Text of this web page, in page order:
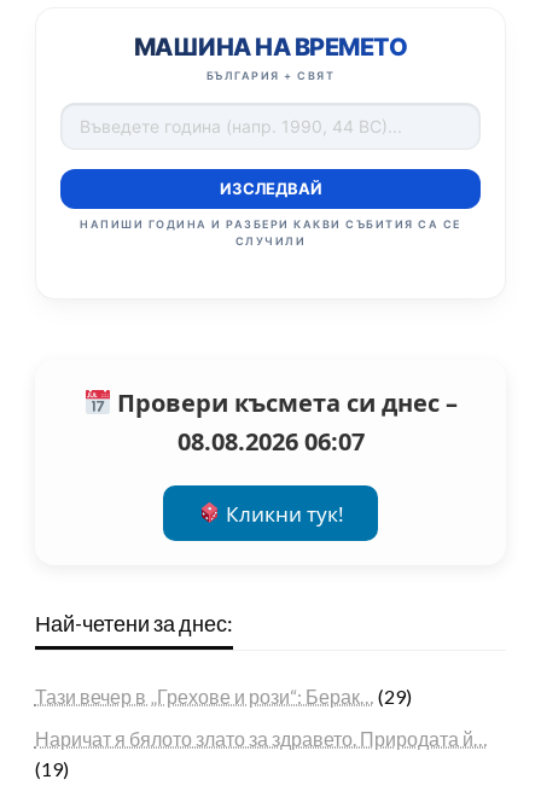
МАШИНА НА ВРЕМЕТО
БЪЛГАРИЯ + СВЯТ
ИЗСЛЕДВАЙ
НАПИШИ ГОДИНА И РАЗБЕРИ КАКВИ СЪБИТИЯ СА СЕ
СЛУЧИЛИ
Провери късмета си днес –
08.08.2026 06:07
Кликни тук!
Най-четени за днес:
Тази вечер в „Грехове и рози“: Берак…
(29)
Наричат я бялото злато за здравето. Природата й…
(19)